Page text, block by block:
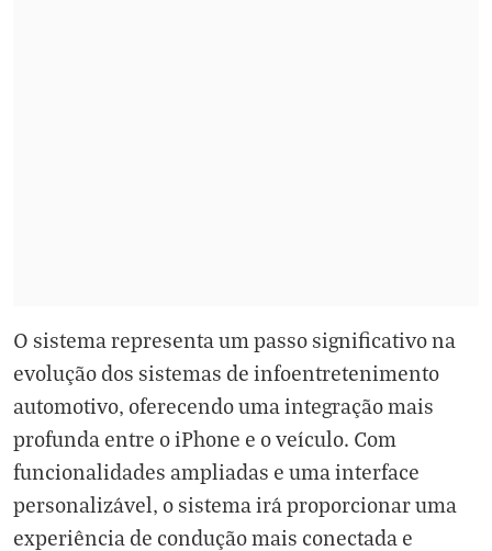
O sistema representa um passo significativo na
evolução dos sistemas de infoentretenimento
automotivo, oferecendo uma integração mais
profunda entre o iPhone e o veículo. Com
funcionalidades ampliadas e uma interface
personalizável, o sistema irá proporcionar uma
experiência de condução mais conectada e